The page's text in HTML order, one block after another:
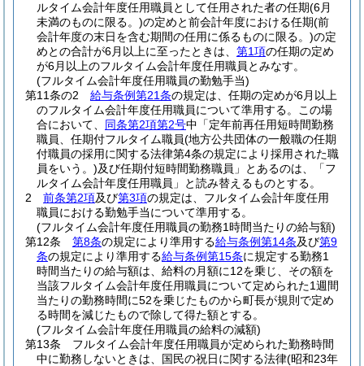
ルタイム会計年度任用職員として任用された者の任期(6月
未満のものに限る。)の定めと前会計年度における任期(前
会計年度の末日を含む期間の任用に係るものに限る。)の定
めとの合計が6月以上に至ったときは、 第1項の任期の定め
が6月以上のフルタイム会計年度任用職員とみなす。
(フルタイム会計年度任用職員の勤勉手当)
第11条の2
給与条例第21条の規定は、任期の定めが6月以上
のフルタイム会計年度任用職員について準用する。
この場
合において、 同条第2項第2号中「定年前再任用短時間勤務
職員、任期付フルタイム職員(地方公共団体の一般職の任期
付職員の採用に関する法律第4条の規定により採用された職
員をいう。)及び任期付短時間勤務職員」とあるのは、「フ
ルタイム会計年度任用職員」と読み替えるものとする。
2
前条第2項及び第3項の規定は、フルタイム会計年度任用
職員における勤勉手当について準用する。
(フルタイム会計年度任用職員の勤務1時間当たりの給与額)
第12条
第8条の規定により準用する給与条例第14条及び第9
条の規定により準用する給与条例第15条に規定する勤務1
時間当たりの給与額は、給料の月額に12を乗じ、その額を
当該フルタイム会計年度任用職員について定められた1週間
当たりの勤務時間に52を乗じたものから町長が規則で定め
る時間を減じたもので除して得た額とする。
(フルタイム会計年度任用職員の給料の減額)
第13条
フルタイム会計年度任用職員が定められた勤務時間
中に勤務しないときは、国民の祝日に関する法律(昭和23年